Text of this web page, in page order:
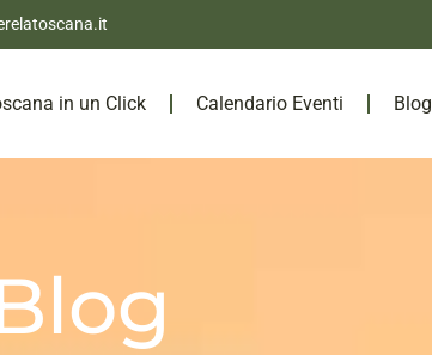
in un Click Calendario Eventi Blog